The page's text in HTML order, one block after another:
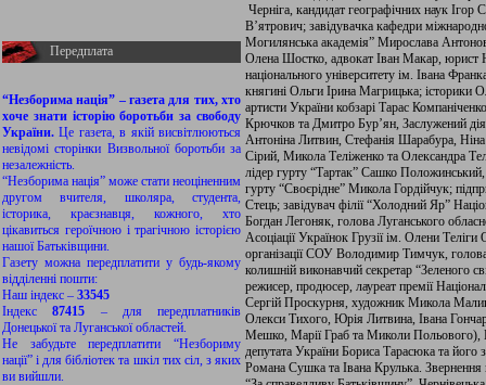
Передплата
“Незборима нація” – газета для тих, хто
хоче знати історію боротьби за свободу
України.Це газета, в якій висвітлюються
невідомі сторінки Визвольної боротьби за
незалежність.
“Незборима нація” може стати неоціненним
другом вчителя, школяра, студента,
історика, краєзнавця, кожного, хто
цікавиться героїчною і трагічною історією
нашої Батьківщини.
Газету можна передплатити у будь-якому
відділенні пошти:
Наш індекс – 33545
Індекс87415 – для передплатників
Донецької та Луганської областей.
Не забудьте передплатити “Незбориму
нації” і для бібліотек та шкіл тих сіл, з яких
ви вийшли.
Черніга, кандидат географічних наук
В’ятрович; завідувачка кафедри
Могилянська академія” Мирослава
Олена Шостко, адвокат Іван Макар, юрист
національного університету ім. Івана
княгині Ольги Ірина Магрицька;
артисти України кобзарі Тарас
Крючков та Дмитро Бур’ян, Заслужений
Антоніна Литвин, Стефанія Шарабура,
Сірий, Микола Теліженко та Олександра
лідер гурту “Тартак” Сашко
гурту “Своєрідне” Микола Гордійчук;
Стець; завідувач філії “Холодний Яр”
Богдан Легоняк, голова Луганського
Асоціації Українок Грузії ім. Олени
організації СОУ Володимир Тимчук,
колишній виконавчий секретар
режисер, продюсер, лауреат премії
Сергій Проскурня, художник Микола
Олекси Тихого, Юрія Литвина, Івана
Мешко, Марії Граб та Миколи Польового),
депутата України Бориса Тарасюка та його
Романа Сушка та Івана Крулька. Звернення